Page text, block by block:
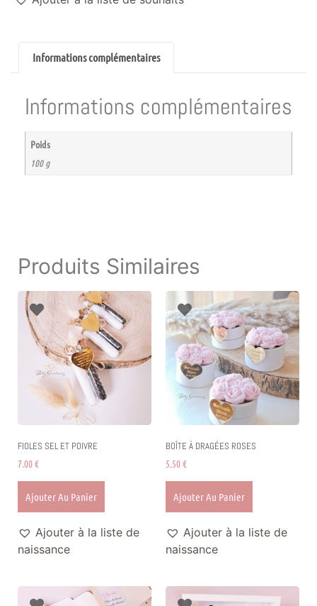
Informations complémentaires
Informations complémentaires
Poids
100 g
Produits Similaires
FIOLES SEL ET POIVRE
7.00€
Ajouter Au Panier
Ajouter à la liste de
naissance
BOÎTE À DRAGÉES ROSES
5.50€
Ajouter Au Panier
Ajouter à la liste de
naissance